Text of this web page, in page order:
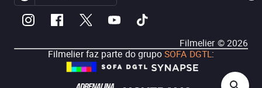
Filmelier ©2026
Filmelier faz parte do grupoSOFA DGTL: